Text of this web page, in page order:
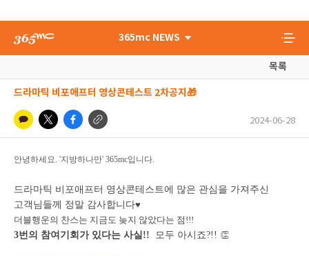
365mc NEWS
목록
드라마틱 비포애프터 영상콘테스트 2차공지🎁
2024-06-28
안녕하세요. '지방하나만' 365mc입니다.
드라마틱 비포애프터 영상콘테스트에 많은 관심을 가져주신
고객님들께 정말 감사합니다♥
더블행운의 찬스는 지금도 늦지 않았다는 점!!!
3번의 참여기회가 있다는 사실!! 모두 아시죠?!! 👏